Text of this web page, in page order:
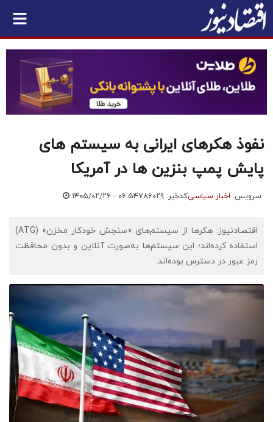
نفوذ هکرهای ایرانی به سیستم های
پایش پمپ بنزین ها در آمریکا
سرویس: اخبار سیاسیکدخبر: ۷۸۶۰۲۹ ۱۴۰۵/۰۲/۲۶ - ۰۶:۵۴
اقتصادنیوز: هکرها از سیستم‌های «سنجش خودکار مخزن» (ATG)
استفاده کرده‌اند؛ این سیستم‌ها به‌صورت آنلاین و بدون محافظت
رمز عبور در دسترس بوده‌اند.